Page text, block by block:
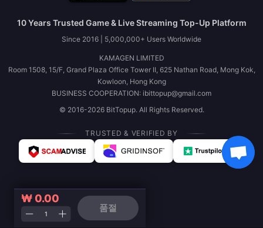
₩ 0.00
품절
10 Years Trusted Game & Live Streaming Top-Up Platform
Since 2016 | 5,000,000+ Users Worldwide
KAMAGEN LIMITED
Room 1508, 15/F, Grand Plaza Office Tower II, 625 Nathan Road, Mong Kok,
Kowloon, Hong Kong
BUSINESS COOPERATION: ibittopup@gmail.com
© 2016-2026 BitTopup. All Rights Reserved.
TRUSTED & VERIFIED BY